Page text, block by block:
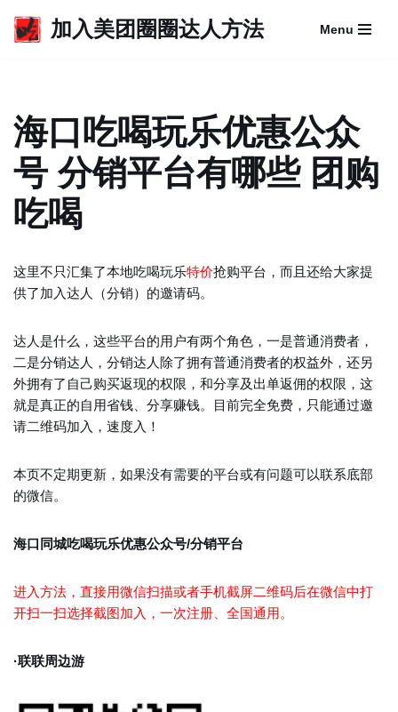
跳
文
加入美团圈圈达人方法 Menu
海口吃喝玩乐优惠公众
号 分销平台有哪些 团购
吃喝
这里不只汇集了本地吃喝玩乐特价抢购平台，而且还给大家提
供了加入达人（分销）的邀请码。
达人是什么，这些平台的用户有两个角色，一是普通消费者，
二是分销达人，分销达人除了拥有普通消费者的权益外，还另
外拥有了自己购买返现的权限，和分享及出单返佣的权限，这
就是真正的自用省钱、分享赚钱。目前完全免费，只能通过邀
请二维码加入，速度入！
本页不定期更新，如果没有需要的平台或有问题可以联系底部
的微信。
海口同城吃喝玩乐优惠公众号/分销平台
进入方法，直接用微信扫描或者手机截屏二维码后在微信中打
开扫一扫选择截图加入，一次注册、全国通用。
·联联周边游